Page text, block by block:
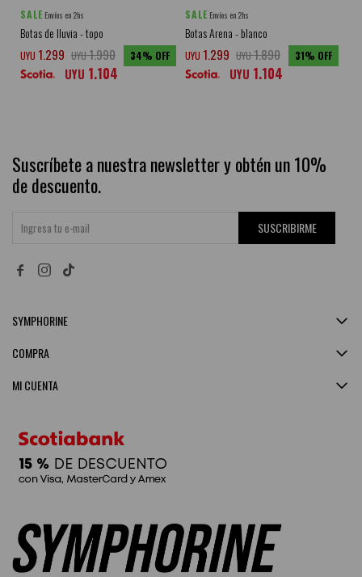
SALE Envíos en 2hs
Botas de lluvia - topo
UYU 1.299 UYU1.990 34
UYU 1.104
SALE Envíos en 2hs
Botas Arena - blanco
UYU 1.299 UYU1.890 31
UYU 1.104
Suscríbete a nuestra newsletter y obtén un 10%
de descuento.
SUSCRIBIRME
 
SYMPHORINE
MI CUENTA
COMPRA